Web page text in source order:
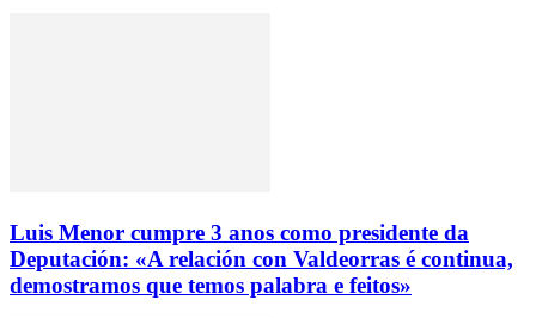
Luis Menor cumpre 3 anos como presidente da
Deputación: «A relación con Valdeorras é continua,
demostramos que temos palabra e feitos»